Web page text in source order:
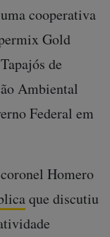
cooperativa
Gold
de
Ambiental
Federal em
Homero
que discutiu